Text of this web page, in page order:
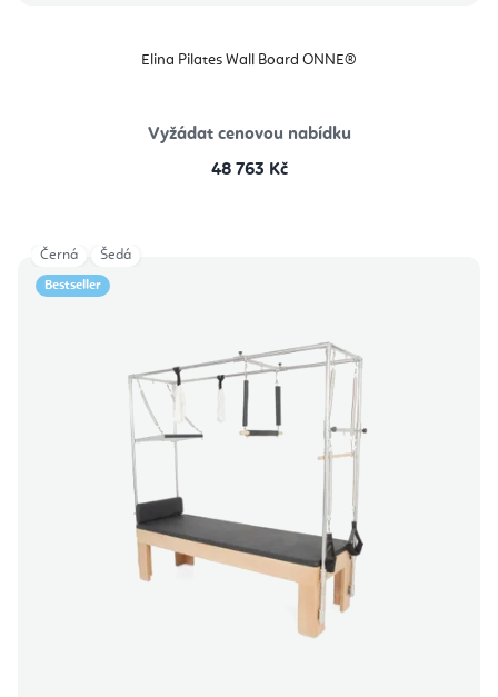
Elina Pilates Wall Board ONNE®
Vyžádat cenovou nabídku
48 763 Kč
Bestseller
Černá Šedá